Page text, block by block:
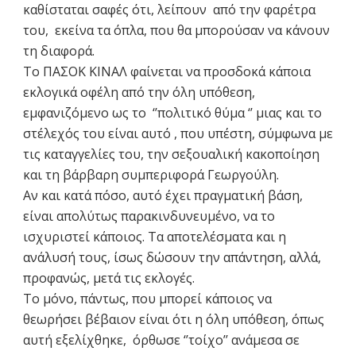
καθίσταται σαφές ότι, λείπουν από την φαρέτρα
του, εκείνα τα όπλα, που θα μπορούσαν να κάνουν
τη διαφορά.
Το ΠΑΣΟΚ ΚΙΝΑΛ φαίνεται να προσδοκά κάποια
εκλογικά οφέλη από την όλη υπόθεση,
εμφανιζόμενο ως το ‘’πολιτικό θύμα ‘’ μιας και το
στέλεχός του είναι αυτό , που υπέστη, σύμφωνα με
τις καταγγελίες του, την σεξουαλική κακοποίηση
και τη βάρβαρη συμπεριφορά Γεωργούλη.
Αν και κατά πόσο, αυτό έχει πραγματική βάση,
είναι απολύτως παρακινδυνευμένο, να το
ισχυριστεί κάποιος. Τα αποτελέσματα και η
ανάλυσή τους, ίσως δώσουν την απάντηση, αλλά,
προφανώς, μετά τις εκλογές.
Το μόνο, πάντως, που μπορεί κάποιος να
θεωρήσει βέβαιον είναι ότι η όλη υπόθεση, όπως
αυτή εξελίχθηκε, όρθωσε ‘’τοίχο’’ ανάμεσα σε